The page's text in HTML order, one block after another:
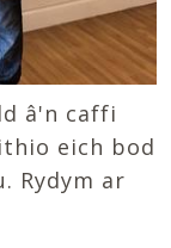
â'n caffi
eich bod
Rydym ar